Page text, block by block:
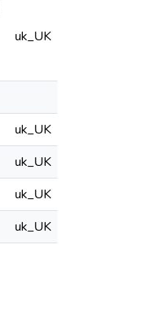
uk_UK
uk_UK
uk_UK
uk_UK
uk_UK